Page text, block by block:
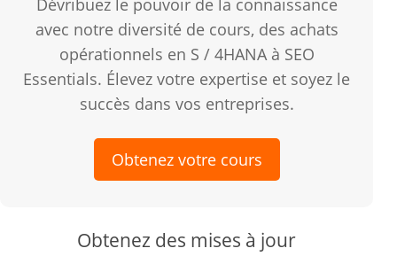
Dévribuez le pouvoir de la connaissance
avec notre diversité de cours, des achats
opérationnels en S / 4HANA à SEO
Essentials. Élevez votre expertise et soyez le
succès dans vos entreprises.
Obtenez votre cours
Obtenez des mises à jour